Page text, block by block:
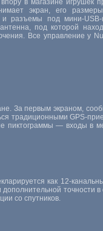
в магазине игрушек
экран, его
разъемы под мини-USB-
под которой
Все управление у
За первым экраном,
традиционными GPS-
пиктограммы — входы в
как 12-
точности
со спутников.